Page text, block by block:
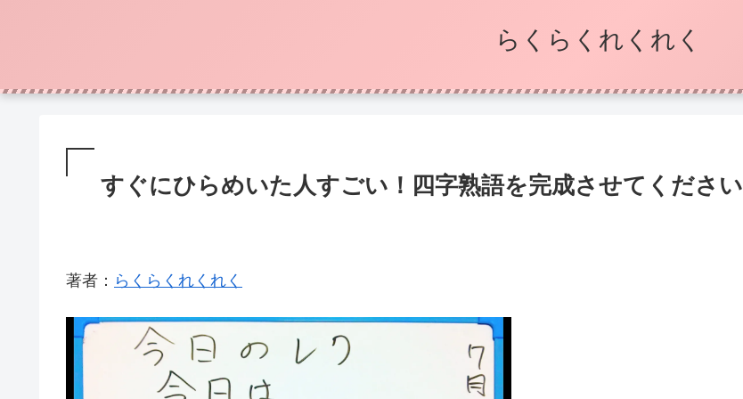
らくらくれくれく
すぐにひらめいた人すごい！四字熟語を完成させてください
著者： らくらくれくれく